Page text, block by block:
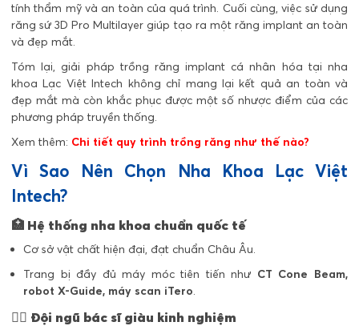
tính thẩm mỹ và an toàn của quá trình. Cuối cùng, việc sử dụng
răng sứ 3D Pro Multilayer giúp tạo ra một răng implant an toàn
và đẹp mắt.
Tóm lại, giải pháp trồng răng implant cá nhân hóa tại nha
khoa Lạc Việt Intech không chỉ mang lại kết quả an toàn và
đẹp mắt mà còn khắc phục được một số nhược điểm của các
phương pháp truyền thống.
Xem thêm: Chi tiết quy trình trồng răng như thế nào?
Vì Sao Nên Chọn Nha Khoa Lạc Việt
Intech?
🏥 Hệ thống nha khoa chuẩn quốc tế
Cơ sở vật chất hiện đại, đạt chuẩn Châu Âu.
Trang bị đầy đủ máy móc tiên tiến như CT Cone Beam,
robot X-Guide, máy scan iTero.
👨‍⚕️ Đội ngũ bác sĩ giàu kinh nghiệm